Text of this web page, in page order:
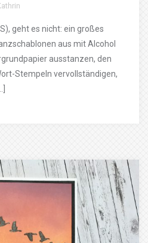
geht es nicht: ein großes
aus mit Alcohol
ausstanzen, den
Stempeln vervollständigen,